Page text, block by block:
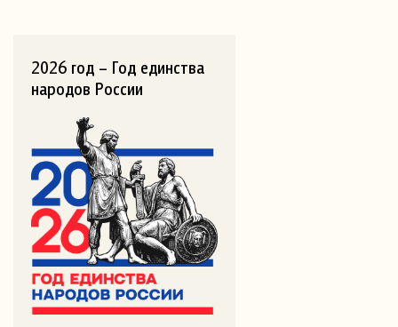
2026 год – Год единства
народов России